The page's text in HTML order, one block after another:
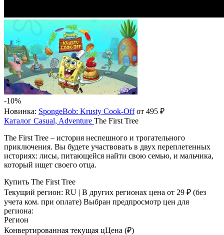
-10%
Новинка: SpongeBob: Krusty Cook-Offот 495 ₽
Каталог Casual, Adventure The First Tree
The First Tree – история неспешного и трогательного
приключения. Вы будете участвовать в двух переплетенных
историях: лисы, питающейся найти свою семью, и мальчика,
который ищет своего отца.
Купить The First Tree
Текущий регион: RU | В других регионах цена от 29 ₽ (без
учета ком. при оплате) Выбран предпросмотр цен для
региона:
Регион
Конвертированная текущая цЦена (₽)